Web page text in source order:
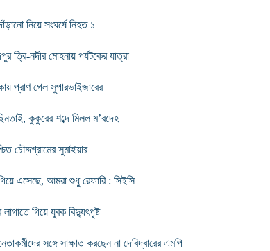
নিয়ে সংঘর্ষে নিহত ১
ত্রি-নদীর মোহনায় পর্যটকের যাত্রা
প্রাণ গেল সুপারভাইজারের
কুকুরের শব্দে মিলল ম’রদেহ
চৌদ্দগ্রামের সুমাইয়ার
এসেছে, আমরা শুধু রেফারি : সিইসি
গিয়ে যুবক বিদ্যুৎপৃষ্ট
সঙ্গে সাক্ষাত করছেন না দেবিদ্বারের এমপি